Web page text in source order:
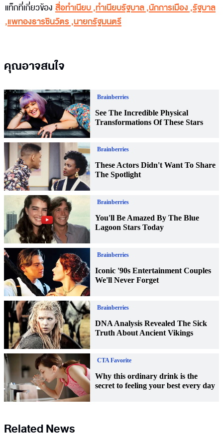
แท็กที่เกี่ยวข้อง สื่อทำเนียบ,ทำเนียบรัฐบาล,นักการเมือง ,รัฐบาล
,แพทองธารชินวัตร,นายกรัฐมนตรี
คุณอาจสนใจ
Related News